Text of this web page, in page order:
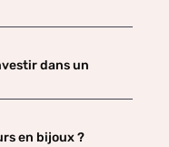
dans un
en bijoux ?